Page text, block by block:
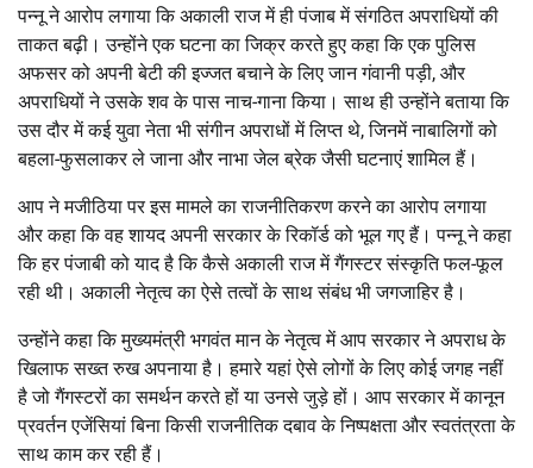
पन्नू ने आरोप लगाया कि अकाली राज में ही पंजाब में संगठित अपराधियों की
ताकत बढ़ी। उन्होंने एक घटना का जिक्र करते हुए कहा कि एक पुलिस
अफसर को अपनी बेटी की इज्जत बचाने के लिए जान गंवानी पड़ी, और
अपराधियों ने उसके शव के पास नाच-गाना किया। साथ ही उन्होंने बताया कि
उस दौर में कई युवा नेता भी संगीन अपराधों में लिप्त थे, जिनमें नाबालिगों को
बहला-फुसलाकर ले जाना और नाभा जेल ब्रेक जैसी घटनाएं शामिल हैं।
आप ने मजीठिया पर इस मामले का राजनीतिकरण करने का आरोप लगाया
और कहा कि वह शायद अपनी सरकार के रिकॉर्ड को भूल गए हैं। पन्नू ने कहा
कि हर पंजाबी को याद है कि कैसे अकाली राज में गैंगस्टर संस्कृति फल-फूल
रही थी। अकाली नेतृत्व का ऐसे तत्वों के साथ संबंध भी जगजाहिर है।
उन्होंने कहा कि मुख्यमंत्री भगवंत मान के नेतृत्व में आप सरकार ने अपराध के
खिलाफ सख्त रुख अपनाया है। हमारे यहां ऐसे लोगों के लिए कोई जगह नहीं
है जो गैंगस्टरों का समर्थन करते हों या उनसे जुड़े हों। आप सरकार में कानून
प्रवर्तन एजेंसियां बिना किसी राजनीतिक दबाव के निष्पक्षता और स्वतंत्रता के
साथ काम कर रही हैं।